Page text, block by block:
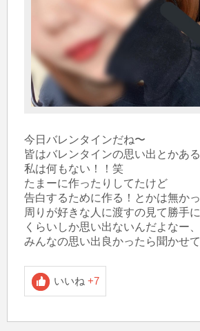
今日バレンタインだね〜
皆はバレンタインの思い出とかあ
私は何もない！！笑
たまーに作ったりしてたけど
告白するために作る！とかは無か
周りが好きな人に渡すの見て勝手
くらいしか思い出ないんだよなー
みんなの思い出良かったら聞かせ
いいね +7